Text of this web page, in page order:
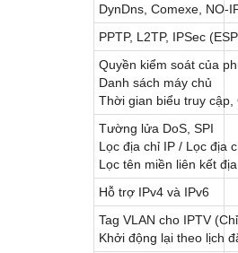
DynDns, Comexe, NO-
PPTP, L2TP, IPSec
Quyền kiểm soát của
Danh sách máy chủ
Thời gian biểu truy cập,
Tường lửa DoS, SPI
Lọc địa chỉ IP / Lọc địa
Lọc tên miền liên kết
Hỗ trợ IPv4 và IPv6
Tag VLAN cho IPTV
Khởi động lại theo lịch